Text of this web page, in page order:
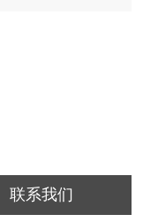
联系我们